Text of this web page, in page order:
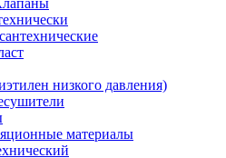
низкого давления)
материалы